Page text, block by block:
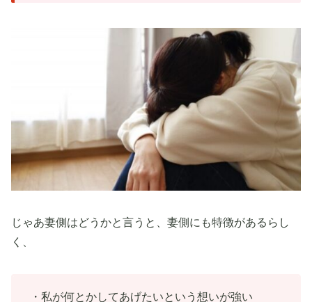
じゃあ妻側はどうかと言うと、妻側にも特徴があるらし
く、
・私が何とかしてあげたいという想いが強い